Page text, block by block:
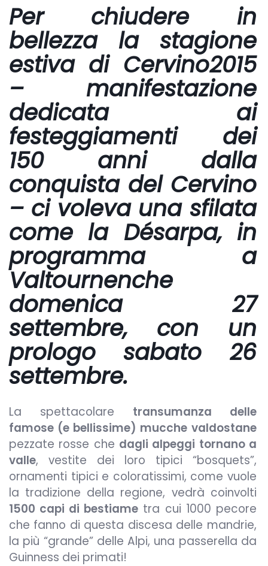
Per chiudere in
bellezza la stagione
estiva diCervino2015
– manifestazione
dedicata ai
festeggiamenti dei
150 anni dalla
conquista del Cervino
– ci voleva una sfilata
come la Désarpa,in
programma a
Valtournenche
domenica27
settembre, con un
prologosabato 26
settembre.
La spettacolare transumanza delle
famose (e bellissime) mucche valdostane
pezzate rosse che dagli alpeggi tornano a
valle, vestite dei loro tipici “bosquets”,
ornamenti tipici e coloratissimi, come vuole
la tradizione della regione, vedrà coinvolti
1500 capi di bestiame tra cui 1000 pecore
che fanno di questa discesa delle mandrie,
la più “grande” delle Alpi, una passerella da
Guinness dei primati!